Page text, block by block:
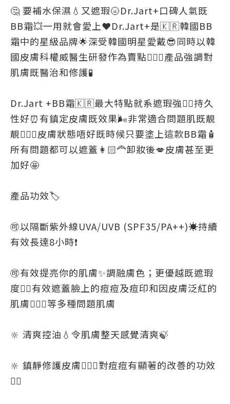
🤔 要補水保濕💧又遮瑕🌝Dr.Jart+口碑人氣既
BB霜💥一用就會愛上❤️Dr.Jart+是🇰🇷韓國BB
霜中的星級品牌🌟深受韓國明星愛戴😎同時以韓
國皮膚科權威醫生研發作為賣點👨🏻‍⚕️產品強調對
肌膚既醫治和修護🧪
Dr.Jart +BB霜🇰🇷最大特點就系遮瑕強👍🏻持久
性好⏰有鎮定皮膚既效果🌬非常適合問題肌既靚
靚🧏🏻‍♀️皮膚狀態唔好既時候只要塗上這款BB霜🧴
所有問題都可以遮蓋👩🏻‍🦰卸妝後💋皮膚甚至更
加好🤩
產品功效🏷
🉑以隔斷紫外線UVA/UVB (SPF35/PA++)☀️持續
有效長達8小時❗
🉑有效提亮你的肌膚✨調融膚色；更優越既遮瑕
度👍🏻有效遮蓋臉上的痘痘及痘印和因皮膚泛紅的
肌膚🧏🏻‍♀️等多種問題肌膚
🔆 清爽控油💧令肌膚整天感覺清爽🍃
🔆 鎮靜修護皮膚🧏🏻‍♀️對痘痘有顯著的改善的功效
👍🏻